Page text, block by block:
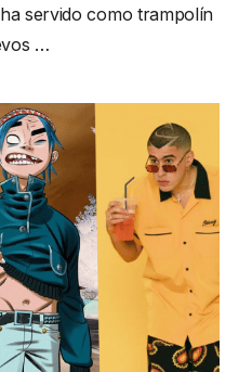
servido como trampolín
…